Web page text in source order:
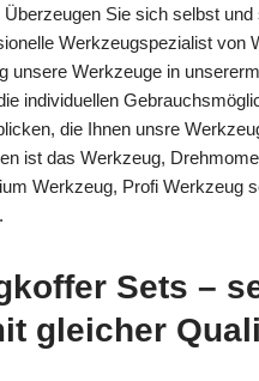
Sie sich selbst und
Werkzeugspezialist von
unsere Werkzeuge in
individuellen
die Ihnen unsre
ist das Werkzeug,
Werkzeug, Profi Werkzeug
Sets –
gleicher